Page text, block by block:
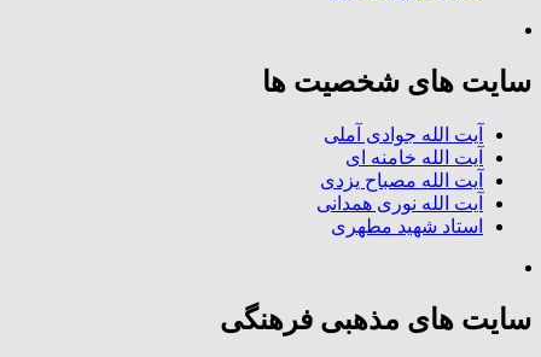
سایت های شخصیت ها
آیت الله جوادی آملی
آیت الله خامنه ای
آیت الله مصباح یزدی
آیت الله نوری همدانی
استاد شهید مطهری
سایت های مذهبی فرهنگی